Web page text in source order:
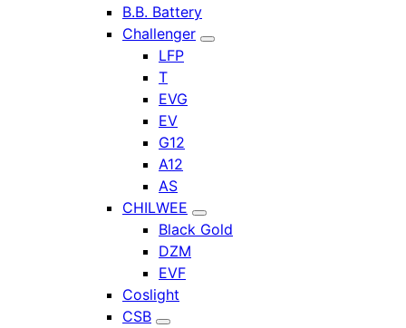
B.B. Battery
Challenger
LFP
T
EVG
EV
G12
A12
AS
CHILWEE
Black Gold
DZM
EVF
Coslight
CSB